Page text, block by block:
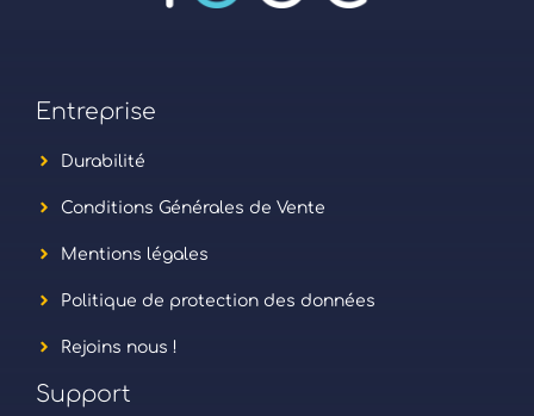
Entreprise
Durabilité
Conditions Générales de Vente
Mentions légales
Politique de protection des données
Rejoins nous !
Support